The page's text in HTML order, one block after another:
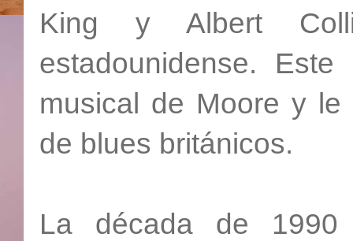
King y Albert
estadounidense.
musical de Moore y
de blues británicos.
La década de